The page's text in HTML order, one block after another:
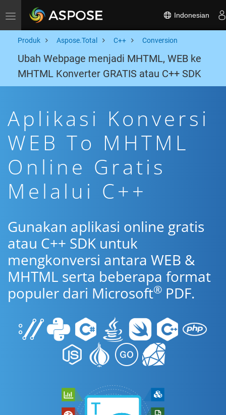
Toggle navigation Indonesian
Produk Aspose.Total C++ Conversion
Ubah Webpage menjadi MHTML, WEB ke
MHTML Konverter GRATIS atau C++ SDK
Aplikasi Konversi
WEB To MHTML
Online Gratis
Melalui C++
Gunakan aplikasi online gratis
atau C++ SDK untuk
mengkonversi antara WEB &
MHTML serta beberapa format
populer dari Microsoft® PDF.